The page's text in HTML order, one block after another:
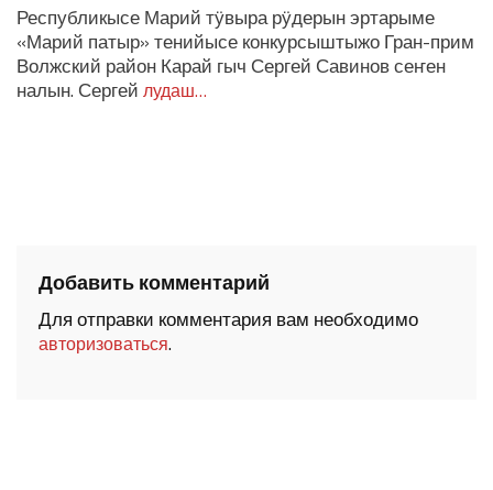
Республикысе Марий тӱвыра рӱдерын эртарыме
«Марий патыр» тенийысе конкурсыштыжо Гран-прим
Волжский район Карай гыч Сергей Савинов сеҥен
налын. Сергей лудаш…
Добавить комментарий
Для отправки комментария вам необходимо
авторизоваться.